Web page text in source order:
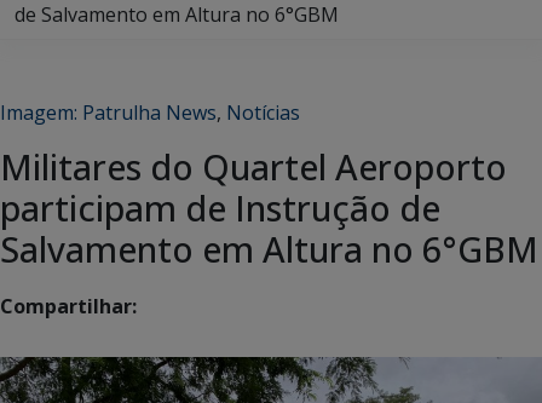
de Salvamento em Altura no 6°GBM
Imagem: Patrulha News, Notícias
Militares do Quartel Aeroporto
participam de Instrução de
Salvamento em Altura no 6°GBM
Compartilhar: